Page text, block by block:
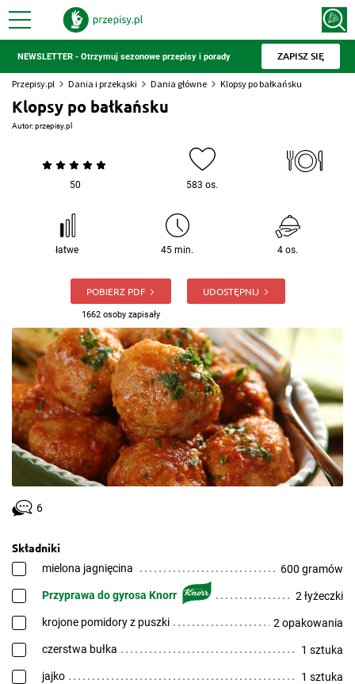
NEWSLETTER - Otrzymuj sezonowe przepisy i porady ZAPISZ SIĘ
Przepisy.pl Dania i przekąski Dania główne Klopsy po bałkańsku
Klopsy po bałkańsku
Autor:przepisy.pl
50 583 os.
łatwe 45 min. 4 os.
POBIERZ PDF
1662 osoby zapisały
UDOSTĘPNIJ
6
Składniki
mielona jagnięcina 600 gramów
Przyprawa do gyrosa Knorr 2 łyżeczki
krojone pomidory z puszki 2 opakowania
czerstwa bułka 1 sztuka
jajko 1 sztuka